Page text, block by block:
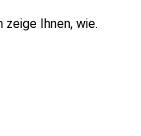
Ihnen, wie.